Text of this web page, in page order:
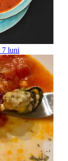
7 luni